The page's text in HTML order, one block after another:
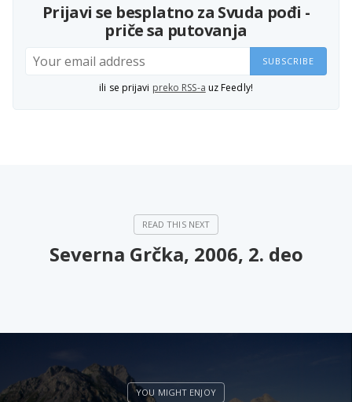
Prijavi se besplatno za Svuda pođi -
priče sa putovanja
SUBSCRIBE
ili se prijavi preko RSS-a uz Feedly!
Severna Grčka, 2006, 2. deo